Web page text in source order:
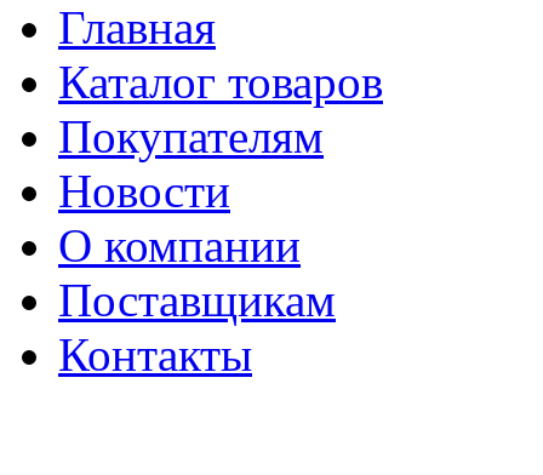
Главная
Каталог товаров
Покупателям
Новости
О компании
Поставщикам
Контакты